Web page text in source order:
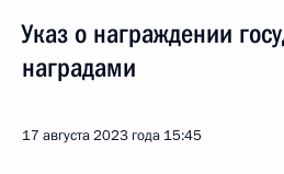
Указ о награждении
наградами
17 августа 2023 года 15:45